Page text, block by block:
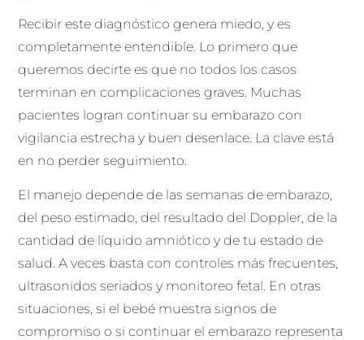
Recibir este diagnóstico genera miedo, y es
completamente entendible. Lo primero que
queremos decirte es que no todos los casos
terminan en complicaciones graves. Muchas
pacientes logran continuar su embarazo con
vigilancia estrecha y buen desenlace. La clave está
en no perder seguimiento.
El manejo depende de las semanas de embarazo,
del peso estimado, del resultado del Doppler, de la
cantidad de líquido amniótico y de tu estado de
salud. A veces basta con controles más frecuentes,
ultrasonidos seriados y monitoreo fetal. En otras
situaciones, si el bebé muestra signos de
compromiso o si continuar el embarazo representa